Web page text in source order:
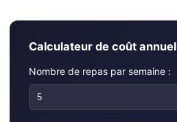
Calculateur de coût annuel
Nombre de repas par semaine :